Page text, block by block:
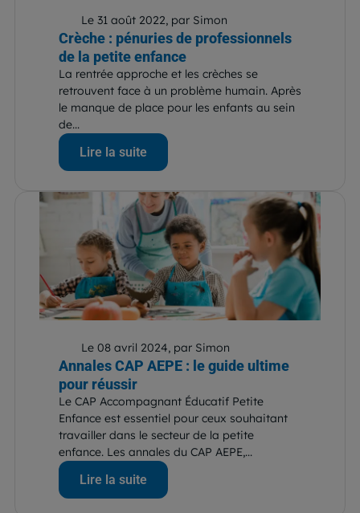
Le 31 août 2022, par Simon
Crèche : pénuries de professionnels
de la petite enfance
La rentrée approche et les crèches se
retrouvent face à un problème humain. Après
le manque de place pour les enfants au sein
de...
Lire la suite
Le 08 avril 2024, par Simon
Annales CAP AEPE : le guide ultime
pour réussir
Le CAP Accompagnant Éducatif Petite
Enfance est essentiel pour ceux souhaitant
travailler dans le secteur de la petite
enfance. Les annales du CAP AEPE,...
Lire la suite